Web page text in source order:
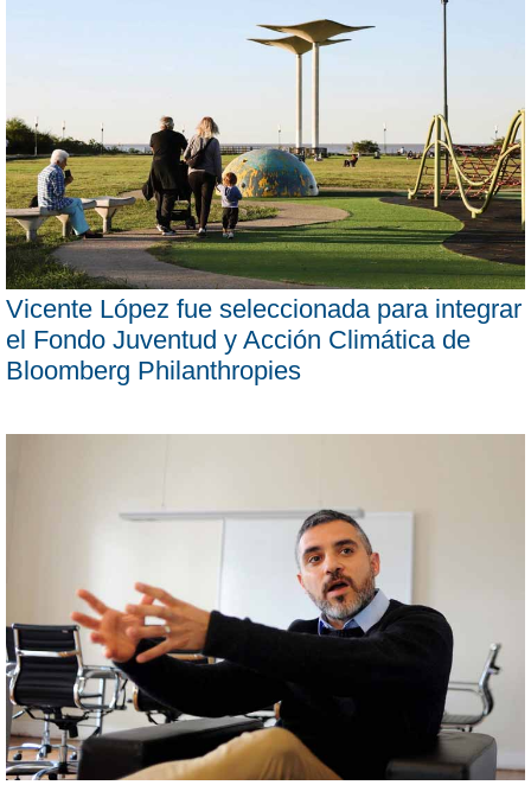
Vicente López fue seleccionada para integrar
el Fondo Juventud y Acción Climática de
Bloomberg Philanthropies